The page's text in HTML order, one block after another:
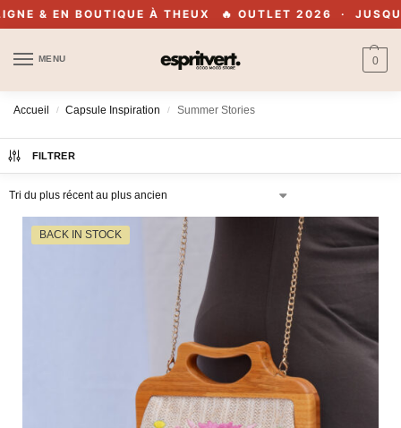
À THEUX 🔥 OUTLET 2026 · JUSQU'À -70%
MENU 0
Accueil / Capsule Inspiration / Summer Stories
FILTRER
BACK IN STOCK